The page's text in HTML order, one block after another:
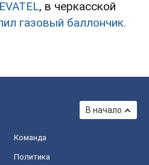
, в черкасской
газовый баллончик.
В начало
Команда
Политика